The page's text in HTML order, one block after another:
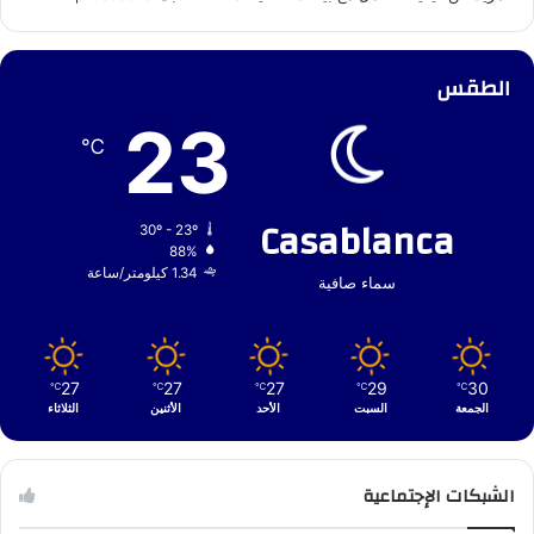
الطقس
Casablanca
سماء صافية
23
℃
30º - 23º
88%
1.34 كيلومتر/ساعة
30
℃
الجمعة
29
℃
السبت
27
℃
الأحد
27
℃
الأثنين
27
℃
الثلاثاء
الشبكات الإجتماعية